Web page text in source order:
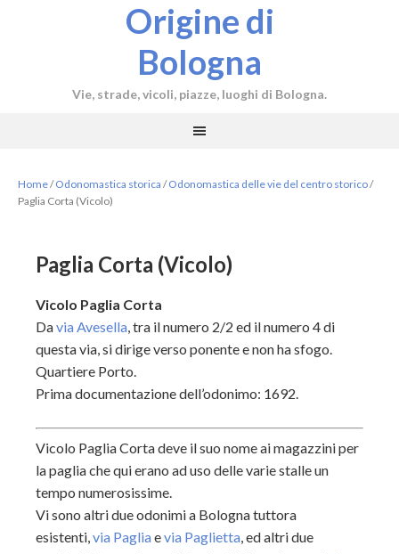
Origine di
Bologna
Vie, strade, vicoli, piazze, luoghi di Bologna.
Home/ Odonomastica storica / Odonomastica delle vie del centro storico/
Paglia Corta (Vicolo)
Paglia Corta (Vicolo)
Vicolo Paglia Corta
Davia Avesella, tra il numero 2/2 ed il numero 4 di
questa via, si dirige verso ponente e non ha sfogo.
Quartiere Porto.
Prima documentazione dell’odonimo: 1692.
Vicolo Paglia Corta deve il suo nome ai magazzini per
la paglia che qui erano ad uso delle varie stalle un
tempo numerosissime.
Vi sono altri due odonimi a Bologna tuttora
esistenti,via Pagliaevia Paglietta, ed altri due